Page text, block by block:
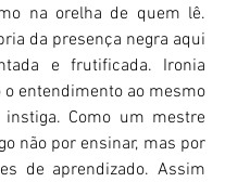
na orelha de quem lê.
da presença negra aqui
e frutificada. Ironia
o entendimento ao mesmo
Como um mestre
não por ensinar, mas por
de aprendizado. Assim